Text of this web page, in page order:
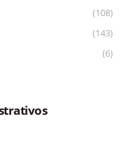
(108)
(143)
(6)